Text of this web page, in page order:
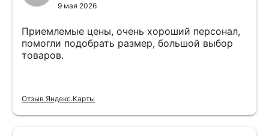
9 мая 2026
Приемлемые цены, очень хороший персонал,
помогли подобрать размер, большой выбор
товаров.
Отзыв Яндекс.Карты